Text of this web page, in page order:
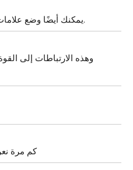
يمكنك أيضًا وضع علامات الأشياء ، والعلامات قوية للغاية.
وهذه الارتباطات إلى
كم مرة